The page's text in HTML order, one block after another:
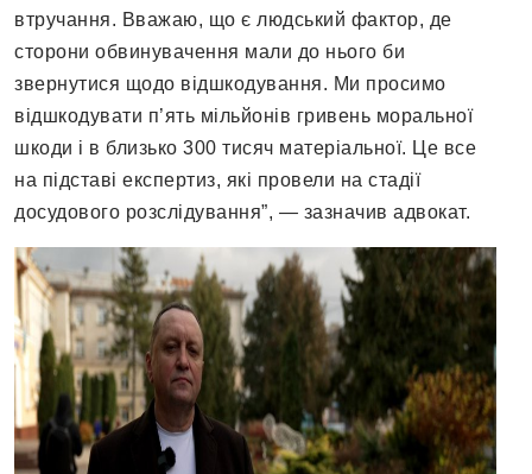
втручання. Вважаю, що є людський фактор, де
сторони обвинувачення мали до нього би
звернутися щодо відшкодування. Ми просимо
відшкодувати п’ять мільйонів гривень моральної
шкоди і в близько 300 тисяч матеріальної. Це все
на підставі експертиз, які провели на стадії
досудового розслідування”, — зазначив адвокат.